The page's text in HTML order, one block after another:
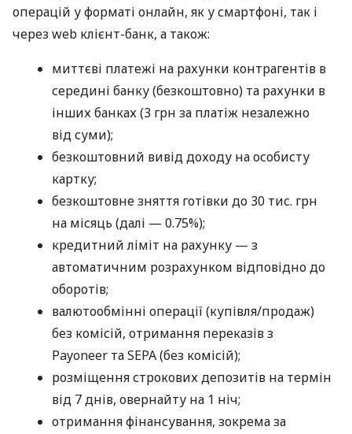
операцій у форматі онлайн, як у смартфоні, так і
через web клієнт-банк, а також:
миттєві платежі на рахунки контрагентів в
середині банку (безкоштовно) та рахунки в
інших банках (3 грн за платіж незалежно
від суми);
безкоштовний вивід доходу на особисту
картку;
безкоштовне зняття готівки до 30 тис. грн
на місяць (далі — 0.75%);
кредитний ліміт на рахунку — з
автоматичним розрахунком відповідно до
оборотів;
валютообмінні операції (купівля/продаж)
без комісій, отримання переказів з
Payoneer та SEPA (без комісій);
розміщення строкових депозитів на термін
від 7 днів, овернайту на 1 ніч;
отримання фінансування, зокрема за